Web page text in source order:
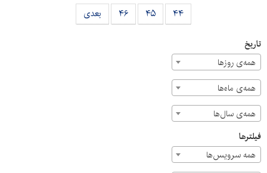
۴۴ ۴۵ ۴۶ بعدی
تاریخ
همه‌ی روزها
همه‌ی ماه‌ها
همه‌ی سال‌ها
فیلترها
همه سرویس‌ها